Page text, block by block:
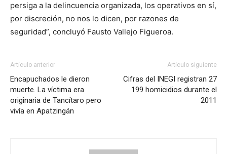
persiga a la delincuencia organizada, los operativos en sí,
por discreción, no nos lo dicen, por razones de
seguridad”, concluyó Fausto Vallejo Figueroa.
Artículo anterior
Encapuchados le dieron
muerte. La víctima era
originaria de Tancítaro pero
vivía en Apatzingán
Artículo siguiente
Cifras del INEGI registran 27
199 homicidios durante el
2011